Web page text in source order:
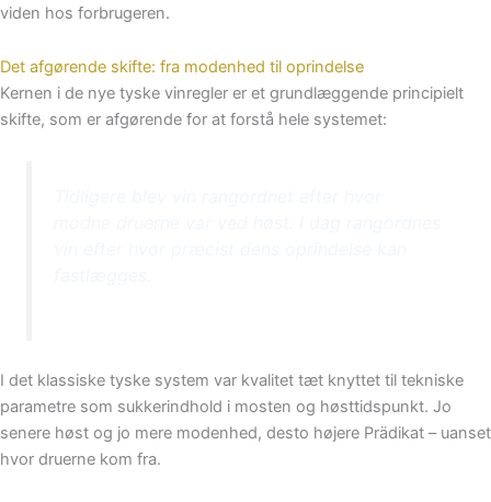
viden hos forbrugeren.
Det afgørende skifte: fra modenhed til oprindelse
Kernen i de nye tyske vinregler er et grundlæggende principielt
skifte, som er afgørende for at forstå hele systemet:
I det klassiske tyske system var kvalitet tæt knyttet til tekniske
parametre som sukkerindhold i mosten og høsttidspunkt. Jo
senere høst og jo mere modenhed, desto højere Prädikat – uanset
hvor druerne kom fra.